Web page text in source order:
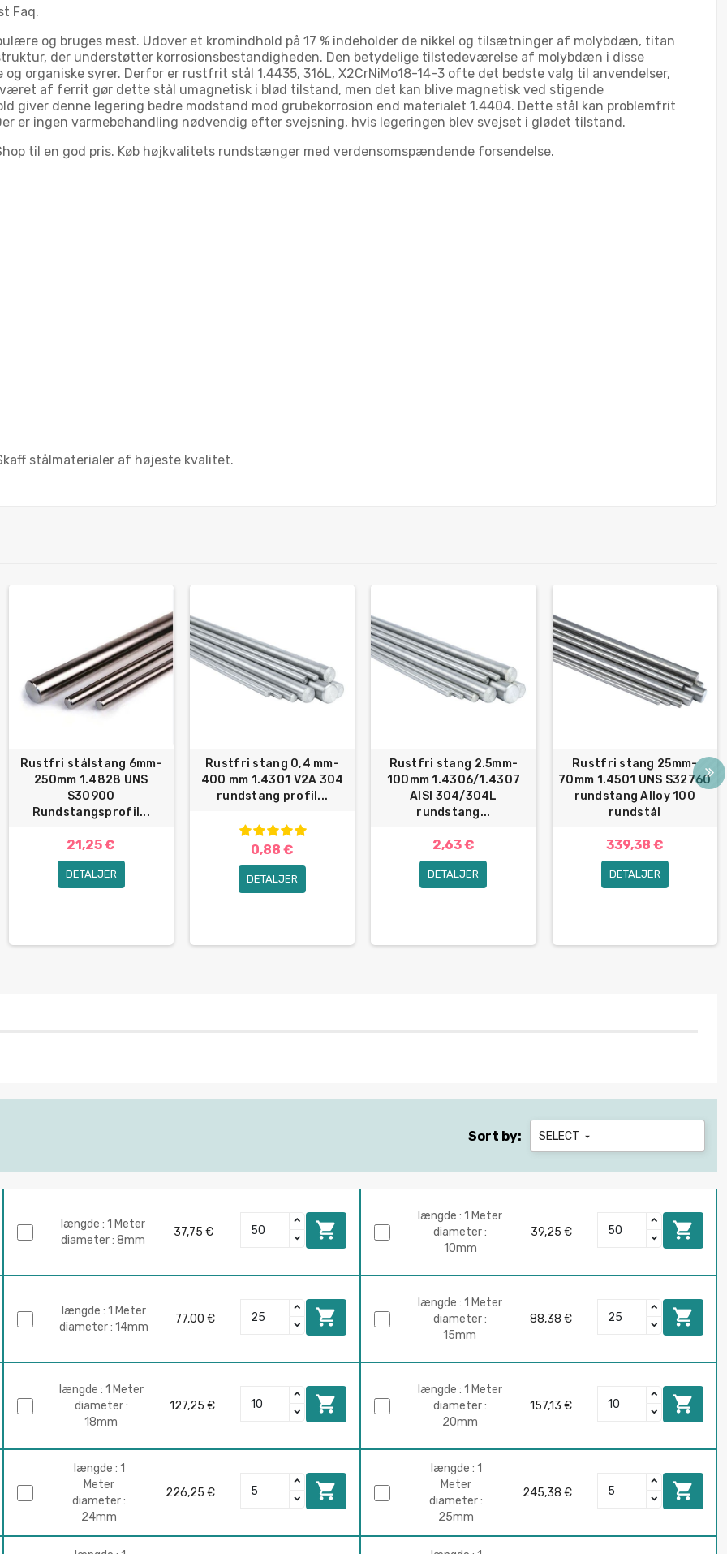
Faq.
og bruges mest. Udover et kromindhold på 17 % indeholder de nikkel og tilsætninger af molybdæn, titan
der understøtter korrosionsbestandigheden. Den betydelige tilstedeværelse af molybdæn i disse
organiske syrer. Derfor er rustfrit stål 1.4435, 316L, X2CrNiMo18-14-3 ofte det bedste valg til anvendelser,
af ferrit gør dette stål umagnetisk i blød tilstand, men det kan blive magnetisk ved stigende
giver denne legering bedre modstand mod grubekorrosion end materialet 1.4404. Dette stål kan problemfrit
er ingen varmebehandling nødvendig efter svejsning, hvis legeringen blev svejset i glødet tilstand.
til en god pris. Køb højkvalitets rundstænger med verdensomspændende forsendelse.
stålmaterialer af højeste kvalitet.
Rustfri stålstang 6mm-
250mm 1.4828 UNS
S30900
Rundstangsprofil...
21,25 €
DETALJER
Rustfri stang 0,4 mm-
400 mm 1.4301 V2A 304
rundstang profil...
0,88 €
DETALJER
Rustfri stang 2.5mm-
100mm 1.4306/1.4307
AISI 304/304L
rundstang...
2,63 €
DETALJER
Rustfri stang 25mm-
70mm 1.4501 UNS S32760
rundstang Alloy 100
rundstål
339,38 €
DETALJER
Sort by: SELECT 
længde : 1 Meter
diameter : 8mm
37,75 € 
længde : 1 Meter
diameter :
10mm
39,25 € 
længde : 1 Meter
diameter : 14mm
77,00 € 
længde : 1 Meter
diameter :
15mm
88,38 € 
længde : 1 Meter
diameter :
18mm
127,25 € 
længde : 1 Meter
diameter :
20mm
157,13 € 
længde : 1
Meter
diameter :
24mm
226,25 € 
længde : 1
Meter
diameter :
25mm
245,38 € 